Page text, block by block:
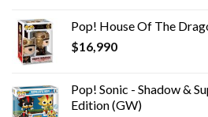
Pop! House Of The
$16,990
Pop! Sonic - Shadow &
Edition (GW)